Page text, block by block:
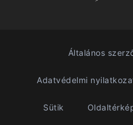
Általános
Adatvédelmi
Sütik